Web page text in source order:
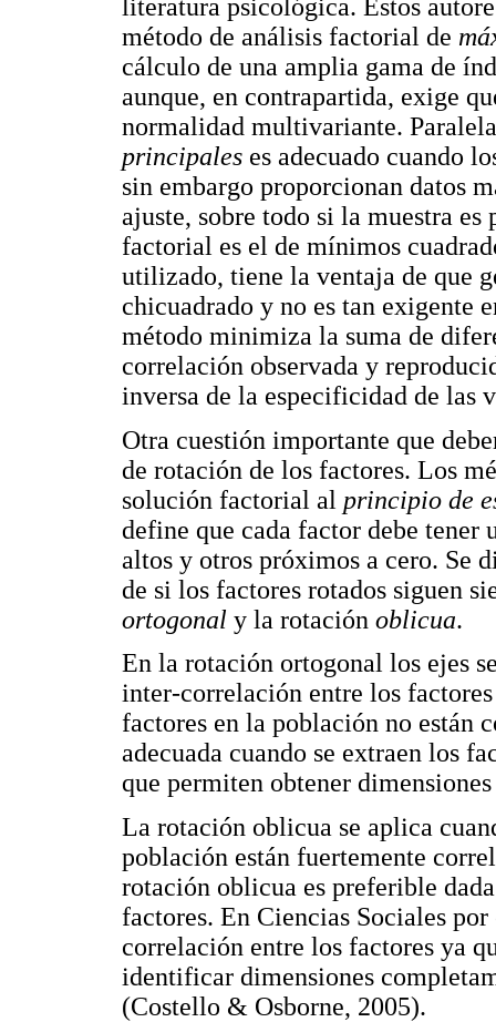
literatura psicológica. Estos
método de análisis factorial de
cálculo de una amplia gama de
aunque, en contrapartida, exige
normalidad multivariante.
principales es adecuado cuando
sin embargo proporcionan datos
ajuste, sobre todo si la muestra
factorial es el de mínimos
utilizado, tiene la ventaja de que
chicuadrado y no es tan exigente
método minimiza la suma de
correlación observada y
inversa de la especificidad de las
Otra cuestión importante que
de rotación de los factores. Los
solución factorial al principio de
define que cada factor debe tener
altos y otros próximos a cero. Se
de si los factores rotados siguen
ortogonal y la rotación oblicua.
En la rotación ortogonal los ejes
inter-correlación entre los
factores en la población no están
adecuada cuando se extraen los
que permiten obtener
La rotación oblicua se aplica
población están fuertemente
rotación oblicua es preferible
factores. En Ciencias Sociales
correlación entre los factores ya
identificar dimensiones
(Costello & Osborne, 2005).